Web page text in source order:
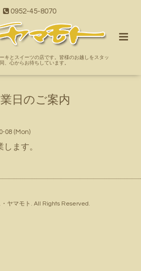
0952-45-8070
キとスイーツの店です。皆様のお越しをスタッ
、心からお待ちしています。
日のご案内
08 (Mon)
ます。
ヤマモト . All Rights Reserved.